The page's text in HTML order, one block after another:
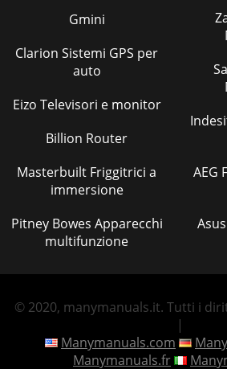
Gmini
Clarion Sistemi GPS per
auto
Eizo Televisori e monitor
Billion Router
Masterbuilt Friggitrici a
immersione
Pitney Bowes Apparecchi
multifunzione
Indesit WE 8 (IT).1
AEG FEE63716PM Manuale
Asus VW248TLB Manuale
© 2020, manymanuals.it. Tutti i
|
Manymanuals.com
Manymanuals.fr